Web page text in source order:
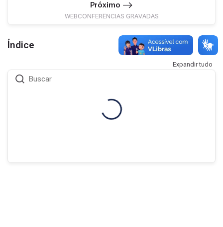
Próximo
WEBCONFERÊNCIAS GRAVADAS
Índice
Expandir tudo
Buscar